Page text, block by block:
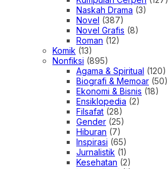
Naskah Drama (3)
Novel (387)
Novel Grafis (8)
Roman (12)
Komik (13)
Nonfiksi (895)
Agama & Spiritual (120)
Biografi & Memoar (50)
Ekonomi & Bisnis (18)
Ensiklopedia (2)
Filsafat (28)
Gender (25)
Hiburan (7)
Inspirasi (65)
Jurnalistik (1)
Kesehatan (2)